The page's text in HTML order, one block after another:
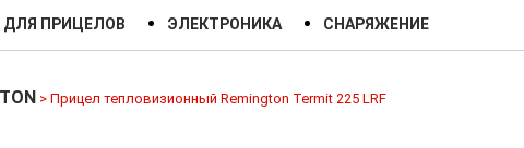
ДЛЯ ПРИЦЕЛОВ ЭЛЕКТРОНИКА СНАРЯЖЕНИЕ
> Прицел тепловизионный Remington Termit 225 LRF